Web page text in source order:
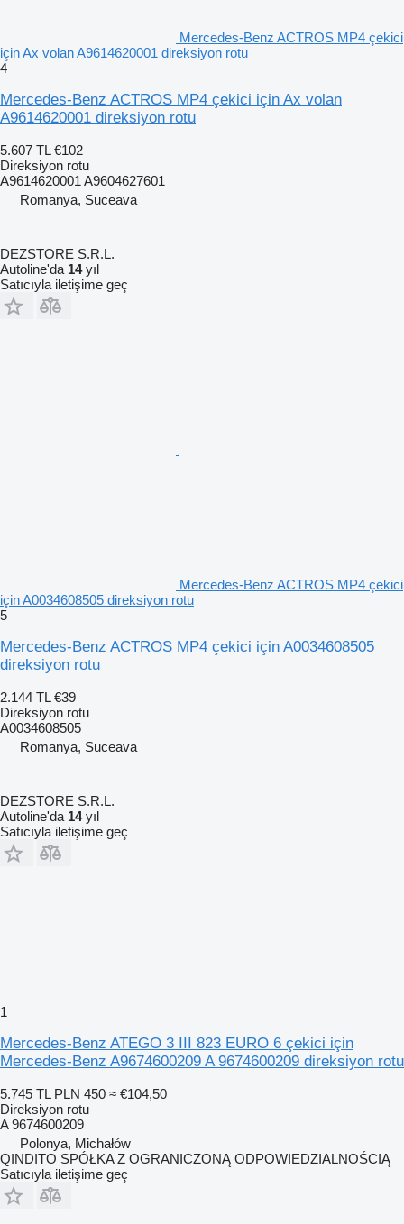
Mercedes-Benz ACTROS MP4 çekici
için Ax volan A9614620001 direksiyon rotu
4
Mercedes-Benz ACTROS MP4 çekici için Ax volan
A9614620001 direksiyon rotu
5.607 TL €102
Direksiyon rotu
A9614620001 A9604627601
Romanya, Suceava
DEZSTORE S.R.L.
Autoline'da 14yıl
Satıcıyla iletişime geç
Mercedes-Benz ACTROS MP4 çekici
için A0034608505 direksiyon rotu
5
Mercedes-Benz ACTROS MP4 çekici için A0034608505
direksiyon rotu
2.144 TL €39
Direksiyon rotu
A0034608505
Romanya, Suceava
DEZSTORE S.R.L.
Autoline'da 14yıl
Satıcıyla iletişime geç
1
Mercedes-Benz ATEGO 3 III 823 EURO 6 çekici için
Mercedes-Benz A9674600209 A 9674600209 direksiyon rotu
5.745 TL PLN 450 ≈ €104,50
Direksiyon rotu
A 9674600209
Polonya, Michałów
QINDITO SPÓŁKA Z OGRANICZONĄ ODPOWIEDZIALNOŚCIĄ
Satıcıyla iletişime geç